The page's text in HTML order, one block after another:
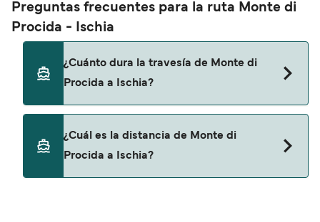
Preguntas frecuentes para la ruta Monte di
Procida - Ischia
¿Cuánto dura la travesía de Monte di
Procida a Ischia?
nuestro buscador de ofertas para ver rutas
alternativas.
¿Cuál es la distancia de Monte di
Procida a Ischia?